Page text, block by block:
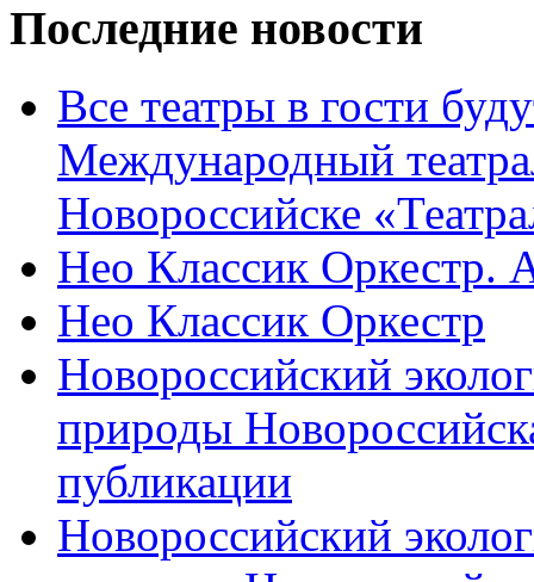
Последние новости
Все театры в гости
Международный
Новороссийске
Нео Классик Оркестр.
Нео Классик Оркестр
Новороссийский
природы
публикации
Новороссийский